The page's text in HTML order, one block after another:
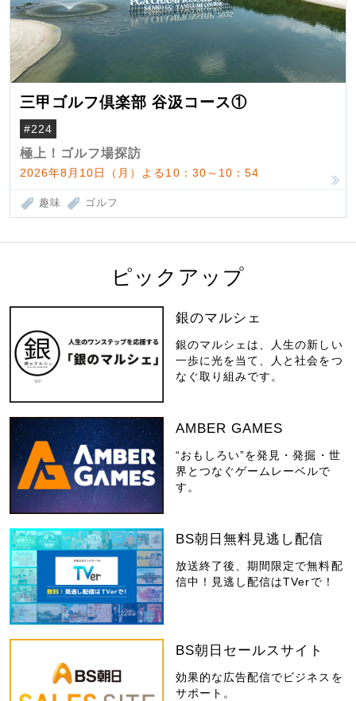
三甲ゴルフ倶楽部 谷汲コース①
#224
極上！ゴルフ場探訪
2026年8月10日（月）よる10：30～10：54
趣味 ゴルフ
ピックアップ
銀のマルシェ
銀のマルシェは、人生の新しい
一歩に光を当て、人と社会をつ
なぐ取り組みです。
AMBER GAMES
“おもしろい”を発見・発掘・世
界とつなぐゲームレーベルで
す。
BS朝日無料見逃し配信
放送終了後、期間限定で無料配
信中！見逃し配信はTVerで！
BS朝日セールスサイト
効果的な広告配信でビジネスを
サポート。